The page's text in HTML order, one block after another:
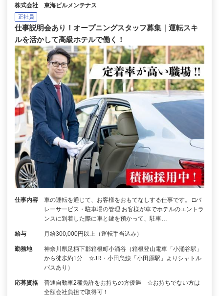
株式会社 東海ビルメンテナス
正社員
仕事説明会あり！オープニングスタッフ募集｜運転スキ
ルを活かして高級ホテルで働く！
仕事内容
車の運転を通じて、お客様をおもてなしする仕事です。 □バ
レーサービス・駐車場の管理 お客様が車でホテルのエントラ
ンスに到着した際に車と鍵を預かって、駐車…
給与 月給300,000円以上（運転手当込み）
勤務地
神奈川県足柄下郡箱根町小涌谷（箱根登山電車「小涌谷駅」
から徒歩約1分 ☆JR・小田急線「小田原駅」よりシャトル
バスあり）
応募資格
普通自動車2種免許をお持ちの方優遇 ☆お持ちでない方は
全額会社負担で取得可！